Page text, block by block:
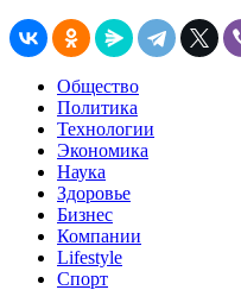
Общество
Политика
Технологии
Экономика
Наука
Здоровье
Бизнес
Компании
Lifestyle
Спорт